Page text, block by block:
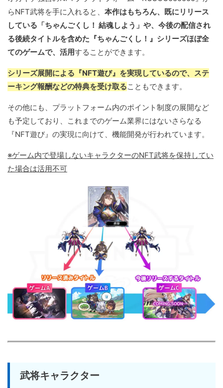
らNFT武将を手に入れると、 本作はもちろん、既にリリース
している「ちゃんごくし！ 結魂しよう」や、今後の配信され
る後続タイトルを含めた『ちゃんごくし！』シリーズほぼ全
てのゲームで、活用することができます。
シリーズ展開による『NFT遊び』を実現しているので、ステ
ーキング報酬などの特典を受け取ることもできます。
その他にも、プラットフォーム内のポイント制度の展開など
も予定しており、これまでのゲーム業界にはないさらなる
『NFT遊び』の実現に向けて、機能開発が行われています。
※ゲーム内で登場しないキャラクターのNFT武将を保持してい
た場合は活用不可
武将キャラクター